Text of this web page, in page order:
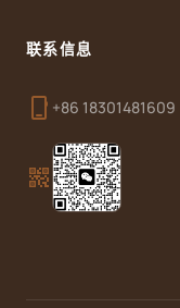
联系信息
phone_iphone +86 18301481609
qr_code_2